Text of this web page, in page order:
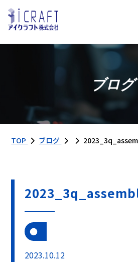
ブログ
TOP ブログ
2023.10.12